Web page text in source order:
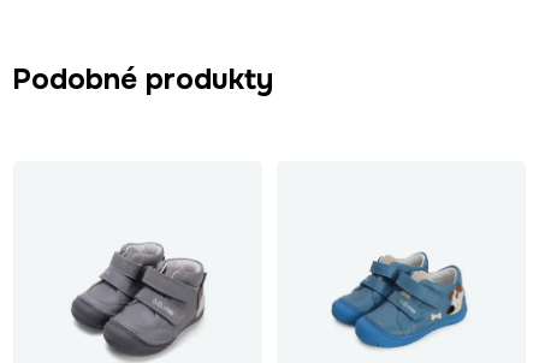
Podobné produkty